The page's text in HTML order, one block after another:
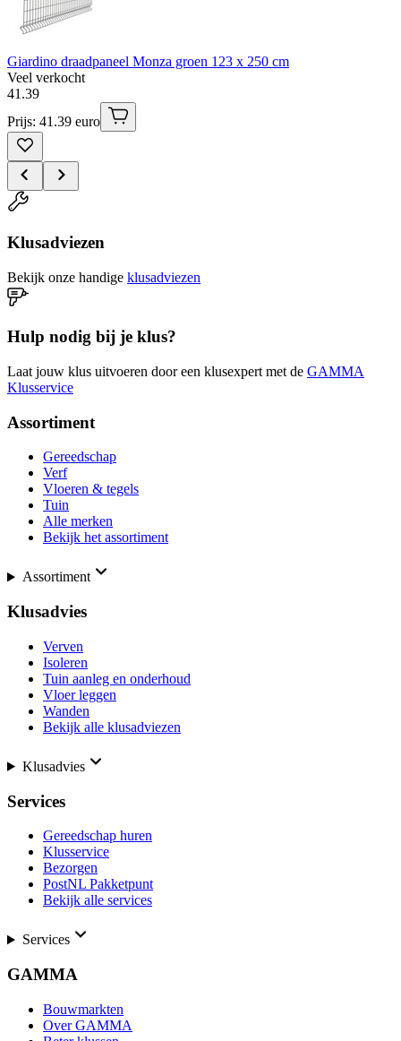
Giardino draadpaneel Monza groen 123 x 250 cm
Veel verkocht
41 .39
Prijs: 41.39 euro
Klusadviezen
Bekijk onze handige klusadviezen
Hulp nodig bij je klus?
Laat jouw klus uitvoeren door een klusexpert met de GAMMA
Klusservice
Assortiment
Gereedschap
Verf
Vloeren & tegels
Tuin
Alle merken
Bekijk het assortiment
Assortiment
Klusadvies
Verven
Isoleren
Tuin aanleg en onderhoud
Vloer leggen
Wanden
Bekijk alle klusadviezen
Klusadvies
Services
Gereedschap huren
Klusservice
Bezorgen
PostNL Pakketpunt
Bekijk alle services
Services
GAMMA
Bouwmarkten
Over GAMMA